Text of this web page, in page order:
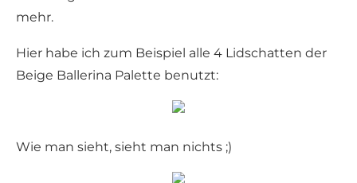
mehr.
Hier habe ich zum Beispiel alle 4 Lidschatten der
Beige Ballerina Palette benutzt:
Wie man sieht, sieht man nichts ;)